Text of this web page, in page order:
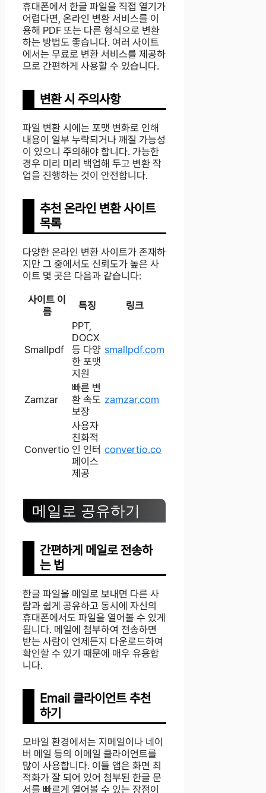
휴대폰에서 한글 파일을 직접 열기가
어렵다면, 온라인 변환 서비스를 이
용해 PDF 또는 다른 형식으로 변환
하는 방법도 좋습니다. 여러 사이트
에서는 무료로 변환 서비스를 제공하
므로 간편하게 사용할 수 있습니다.
변환 시 주의사항
파일 변환 시에는 포맷 변화로 인해
내용이 일부 누락되거나 깨질 가능성
이 있으니 주의해야 합니다. 가능한
경우 미리 미리 백업해 두고 변환 작
업을 진행하는 것이 안전합니다.
추천 온라인 변환 사이트
목록
다양한 온라인 변환 사이트가 존재하
지만 그 중에서도 신뢰도가 높은 사
이트 몇 곳은 다음과 같습니다:
사이트 이
름
특징 링크
Smallpdf
PPT,
DOCX
등 다양
한 포맷
지원
smallpdf.com
Zamzar
빠른 변
환 속도
보장
zamzar.com
Convertio
사용자
친화적
인 인터
페이스
제공
convertio.co
메일로 공유하기
간편하게 메일로 전송하
는 법
한글 파일을 메일로 보내면 다른 사
람과 쉽게 공유하고 동시에 자신의
휴대폰에서도 파일을 열어볼 수 있게
됩니다. 메일에 첨부하여 전송하면
받는 사람이 언제든지 다운로드하여
확인할 수 있기 때문에 매우 유용합
니다.
Email 클라이언트 추천
하기
모바일 환경에서는 지메일이나 네이
버 메일 등의 이메일 클라이언트를
많이 사용합니다. 이들 앱은 화면 최
적화가 잘 되어 있어 첨부된 한글 문
서를 빠르게 열어볼 수 있는 장점이